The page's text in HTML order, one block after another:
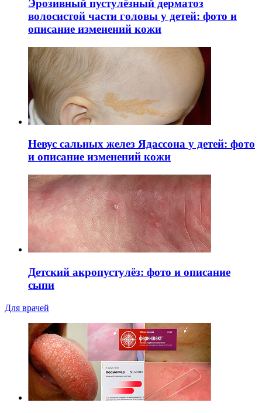
Эрозивный пустулёзный дерматоз
волосистой части головы у детей: фото и
описание изменений кожи
Невус сальных желез Ядассона у детей: фото
и описание изменений кожи
Детский акропустулёз: фото и описание
сыпи
Для врачей